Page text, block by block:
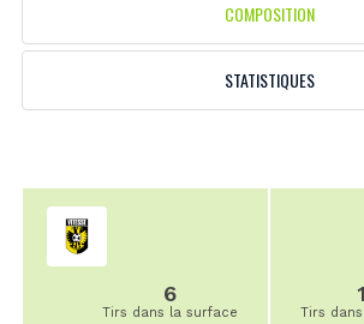
COMPOSITION
STATISTIQUES
6
Tirs dans la surface Tirs